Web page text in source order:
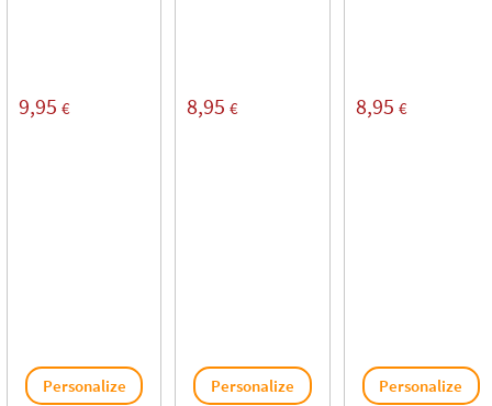
9,95 €
Personalize
8,95 €
Personalize
8,95 €
Personalize